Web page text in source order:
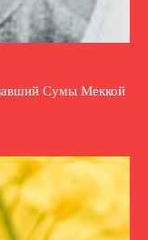
Сумы Меккой